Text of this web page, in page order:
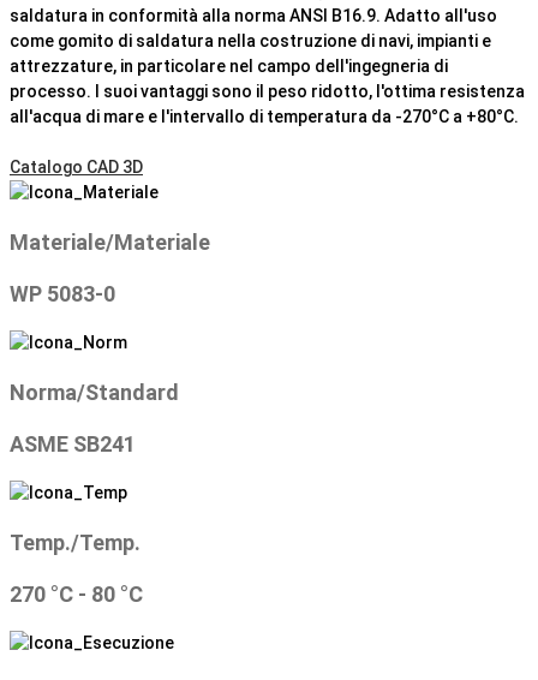
saldatura in conformità alla norma ANSI B16.9. Adatto all'uso
come gomito di saldatura nella costruzione di navi, impianti e
attrezzature, in particolare nel campo dell'ingegneria di
processo. I suoi vantaggi sono il peso ridotto, l'ottima resistenza
all'acqua di mare e l'intervallo di temperatura da -270°C a +80°C.
Catalogo CAD 3D
Materiale/Materiale
WP 5083-0
Norma/Standard
ASME SB241
Temp./Temp.
270 °C - 80 °C